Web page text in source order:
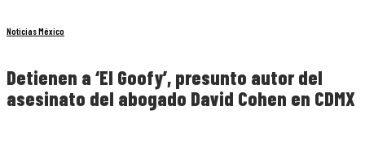
Noticias México
Detienen a ‘El Goofy’, presunto autor del
asesinato del abogado David Cohen en CDMX